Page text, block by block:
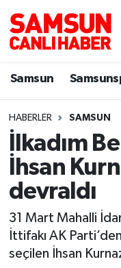
Samsun
HABERLER SAMSUN
İlkadım
İhsan
devraldı
31 Mart Mahalli
İttifakı AK
seçilen İhsan
Samsun
Sokak
Genel
Dünya
Sağlık
Samsun
Samsun Hava
Samsun
Samsun Trafik
Süper Lig Puan
Son Dakika